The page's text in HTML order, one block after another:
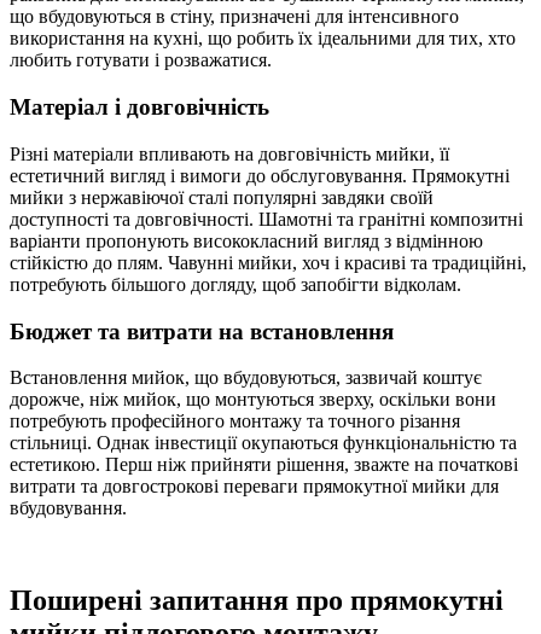
що вбудовуються в стіну, призначені для інтенсивного
використання на кухні, що робить їх ідеальними для тих, хто
любить готувати і розважатися.
Матеріал і довговічність
Різні матеріали впливають на довговічність мийки, її
естетичний вигляд і вимоги до обслуговування. Прямокутні
мийки з нержавіючої сталі популярні завдяки своїй
доступності та довговічності. Шамотні та гранітні композитні
варіанти пропонують висококласний вигляд з відмінною
стійкістю до плям. Чавунні мийки, хоч і красиві та традиційні,
потребують більшого догляду, щоб запобігти відколам.
Бюджет та витрати на встановлення
Встановлення мийок, що вбудовуються, зазвичай коштує
дорожче, ніж мийок, що монтуються зверху, оскільки вони
потребують професійного монтажу та точного різання
стільниці. Однак інвестиції окупаються функціональністю та
естетикою. Перш ніж прийняти рішення, зважте на початкові
витрати та довгострокові переваги прямокутної мийки для
вбудовування.
Поширені запитання про прямокутні